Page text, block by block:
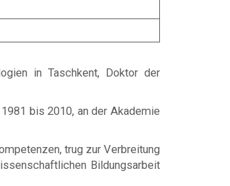
in Taschkent, Doktor der
bis 2010, an der Akademie
trug zur Verbreitung
Bildungsarbeit